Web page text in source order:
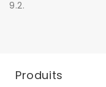
9.2.
Produits